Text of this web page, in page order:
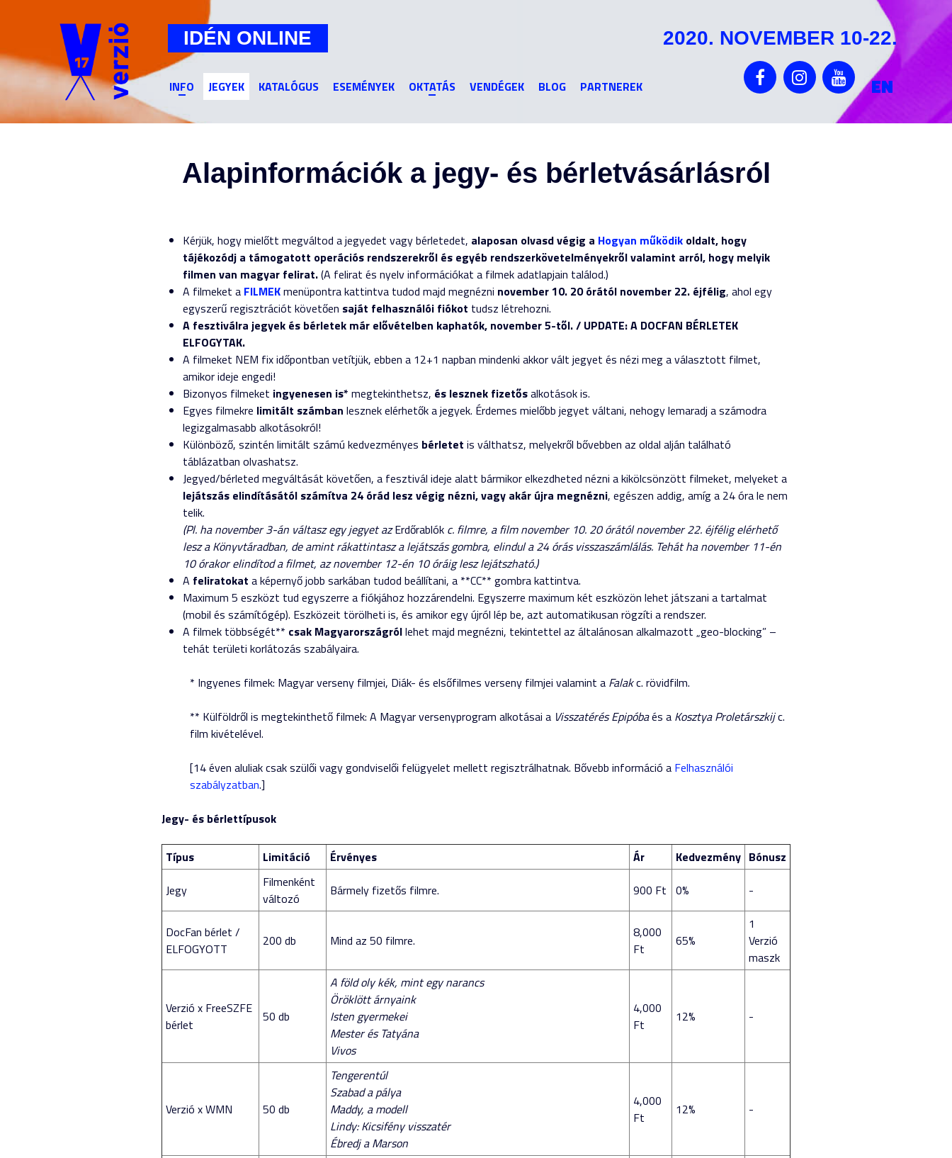
IDÉN ONLINE 2020. NOVEMBER 10-22.
Alapinformációk a jegy- és bérletvásárlásról
Kérjük, hogy mielőtt megváltod a jegyedet vagy bérletedet, alaposan olvasd végig a Hogyan működik oldalt, hogy
tájékozódj a támogatott operációs rendszerekről és egyéb rendszerkövetelményekről valamint arról, hogy melyik
filmen van magyar felirat.(A felirat és nyelv információkat a filmek adatlapjain találod.)
A filmeket a FILMEKmenüpontra kattintva tudod majd megnézni november 10. 20 órától november 22. éjfélig, ahol egy
egyszerű regisztrációt követően saját felhasználói fiókot tudsz létrehozni.
A fesztiválra jegyek és bérletek már elővételben kaphatók, november 5-től. / UPDATE: A DOCFAN BÉRLETEK
ELFOGYTAK.
A filmeket NEM fix időpontban vetítjük, ebben a 12+1 napban mindenki akkor vált jegyet és nézi meg a választott filmet,
amikor ideje engedi!
Bizonyos filmeket ingyenesen is* megtekinthetsz, és lesznek fizetősalkotások is.
Egyes filmekre limitált számban lesznek elérhetők a jegyek. Érdemes mielőbb jegyet váltani, nehogy lemaradj a számodra
legizgalmasabb alkotásokról!
Különböző, szintén limitált számú kedvezményes bérletet is válthatsz, melyekről bővebben az oldal alján található
táblázatban olvashatsz.
Jegyed/bérleted megváltását követően, a fesztivál ideje alatt bármikor elkezdheted nézni a kikölcsönzött filmeket, melyeket a
lejátszás elindításától számítva 24 órád lesz végig nézni, vagy akár újra megnézni, egészen addig, amíg a 24 óra le nem
telik.
(Pl. ha november 3-án váltasz egy jegyet azErdőrablók c. filmre, a film november 10. 20 órától november 22. éjfélig elérhető
lesz a Könyvtáradban, de amint rákattintasz a lejátszás gombra, elindul a 24 órás visszaszámlálás. Tehát ha november 11-én
10 órakor elindítod a filmet, az november 12-én 10 óráig lesz lejátszható.)
A feliratokat a képernyő jobb sarkában tudod beállítani, a **CC** gombra kattintva.
Maximum 5 eszközt tud egyszerre a fiókjához hozzárendelni. Egyszerre maximum két eszközön lehet játszani a tartalmat
(mobil és számítógép). Eszközeit törölheti is, és amikor egy újról lép be, azt automatikusan rögzíti a rendszer.
A filmek többségét** csak Magyarországróllehet majd megnézni, tekintettel az általánosan alkalmazott „geo-blocking” –
tehát területi korlátozás szabályaira.
* Ingyenes filmek: Magyar verseny filmjei, Diák- és elsőfilmes verseny filmjei valamint a Falakc. rövidfilm.
** Külföldről is megtekinthető filmek: A Magyar versenyprogram alkotásai a Visszatérés Epipóbaés a Kosztya Proletárszkijc.
film kivételével.
[14 éven aluliak csak szülői vagy gondviselői felügyelet mellett regisztrálhatnak. Bővebb információ a Felhasználói
szabályzatban.]
Jegy- és bérlettípusok
Típus Limitáció Érvényes Ár Kedvezmény Bónusz
Jegy
Filmenként
változó
Bármely fizetős filmre. 900 Ft 0% -
DocFan bérlet /
ELFOGYOTT
200 db Mind az 50 filmre.
8,000
Ft
65%
1
Verzió
maszk
Verzió x FreeSZFE
bérlet
50 db
A föld oly kék, mint egy narancs
Öröklött árnyaink
Isten gyermekei
Mester és Tatyána
Vivos
4,000
Ft
12% -
Verzió x WMN 50 db
Tengerentúl
Szabad a pálya
Maddy, a modell
Lindy: Kicsifény visszatér
Ébredj a Marson
4,000
Ft
12% -
INFO JEGYEK KATALÓGUS ESEMÉNYEK OKTATÁS VENDÉGEK BLOG PARTNEREK EN